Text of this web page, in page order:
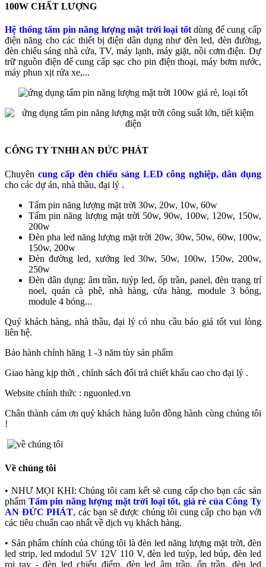
100W CHẤT LƯỢNG
Hệ thống tấm pin năng lượng mặt trời loại tốtdùng để cung cấp
điện năng cho các thiết bị điện dân dụng như đèn led, đèn đường,
đèn chiếu sáng nhà cửa, TV, máy lạnh, máy giặt, nồi cơm điện. Dự
trữ nguồn điện để cung cấp sạc cho pin điện thoại, máy bơm nước,
máy phun xịt rửa xe,...
CÔNG TY TNHH AN ĐỨC PHÁT
Chuyên cung cấp đèn chiếu sáng LED công nghiệp, dân dụng
cho các dự án, nhà thầu, đại lý .
Tấm pin năng lượng mặt trời 30w, 20w, 10w, 60w
Tấm pin năng lượng mặt trời 50w, 90w, 100w, 120w, 150w,
200w
Đèn pha led năng lượng mặt trời 20w, 30w, 50w, 60w, 100w,
150w, 200w
Đèn đường led, xưởng led 30w, 50w, 100w, 150w, 200w,
250w
Đèn dân dụng: âm trần, tuýp led, ốp trần, panel, đèn trang trí
noel, quán cà phê, nhà hàng, cửa hàng, module 3 bóng,
module 4 bóng...
Quý khách hàng, nhà thầu, đại lý có nhu cầu báo giá tốt vui lòng
liên hệ.
Bảo hành chính hãng 1 -3 năm tùy sản phẩm
Giao hàng kịp thời , chính sách đổi trả chiết khấu cao cho đại lý .
Website chính thức : nguonled.vn
Chân thành cám ơn quý khách hàng luôn đồng hành cùng chúng tôi
!
Về chúng tôi
• NHƯ MỌI KHI: Chúng tôi cam kết sẽ cung cấp cho bạn các sản
phẩm Tấm pin năng lượng mặt trời loại tốt, giá rẻ của Công Ty
AN ĐỨC PHÁT, các bạn sẽ được chúng tôi cung cấp cho bạn với
các tiêu chuẩn cao nhất về dịch vụ khách hàng.
• Sản phẩm chính của chúng tôi là đèn led năng lượng mặt trời, đèn
led strip, led mdodul 5V 12V 110 V, đèn led tuýp, led búp, đèn led
rọi ray - đèn led chiếu điểm, đèn led âm trần, ốp trần, đèn led